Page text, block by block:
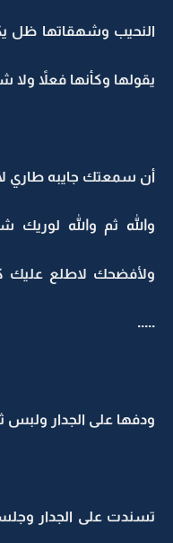
النحيب وشهقاتها ظل
يقولها وكأنها فعلاً
أن سمعتك جايبه طاري
والله ثم والله لوريك
ولأفضحك لاطلع عليك
.....
ودفها على الجدار
تسندت على الجدار